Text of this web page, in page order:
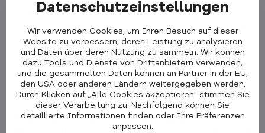
Kleben Sie die Montagehalterung auf eine ebene Fläche.
Stecken Sie die Montagehalterung mit den speziellen
Klammern in die PowerCube-Steckdose und sichern Sie sie
durch Drehen.
Sicherheitshinweise
⚠️ Das Gerät NICHT abdecken und vor Kontakt mit Wasser
schützen.
⚠️ Das Gerät ist NICHT für den Einsatz in feuchten
Umgebungen und/oder im Freien vorgesehen.
⚠️ Überschreiten Sie NICHT die maximal zulässige Leistung.
Datenschutzeinstellungen
Wir verwenden Cookies, um Ihren Besuch auf dieser
Website zu verbessern, deren Leistung zu analysieren
und Daten über deren Nutzung zu sammeln. Wir können
dazu Tools und Dienste von Drittanbietern verwenden,
und die gesammelten Daten können an Partner in der EU,
den USA oder anderen Ländern weitergegeben werden.
Durch Klicken auf „Alle Cookies akzeptieren" stimmen Sie
dieser Verarbeitung zu. Nachfolgend können Sie
detaillierte Informationen finden oder Ihre Präferenzen
anpassen.